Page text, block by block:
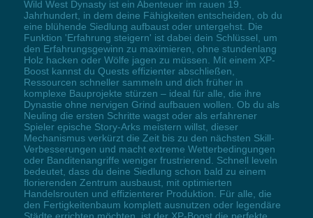
Wild West Dynasty ist ein Abenteuer im rauen 19.
Jahrhundert, in dem deine Fähigkeiten entscheiden, ob du
eine blühende Siedlung aufbaust oder untergehst. Die
Funktion 'Erfahrung steigern' ist dabei dein Schlüssel, um
den Erfahrungsgewinn zu maximieren, ohne stundenlang
Holz hacken oder Wölfe jagen zu müssen. Mit einem XP-
Boost kannst du Quests effizienter abschließen,
Ressourcen schneller sammeln und dich früher in
komplexe Bauprojekte stürzen – ideal für alle, die ihre
Dynastie ohne nervigen Grind aufbauen wollen. Ob du als
Neuling die ersten Schritte wagst oder als erfahrener
Spieler epische Story-Arks meistern willst, dieser
Mechanismus verkürzt die Zeit bis zu den nächsten Skill-
Verbesserungen und macht extreme Wetterbedingungen
oder Banditenangriffe weniger frustrierend. Schnell leveln
bedeutet, dass du deine Siedlung schon bald zu einem
florierenden Zentrum ausbaust, mit optimierten
Handelsrouten und effizienterer Produktion. Für alle, die
den Fertigkeitenbaum komplett ausnutzen oder legendäre